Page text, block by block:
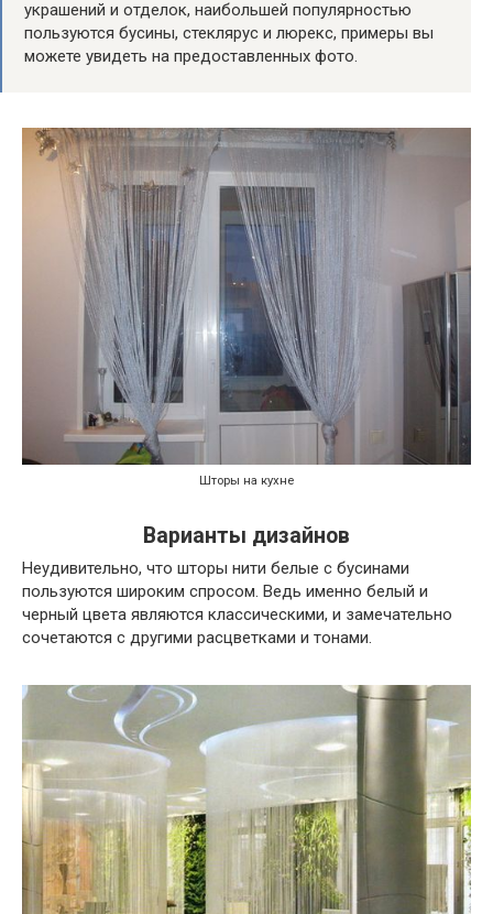
украшений и отделок, наибольшей популярностью
пользуются бусины, стеклярус и люрекс, примеры вы
можете увидеть на предоставленных фото.
Шторы на кухне
Варианты дизайнов
Неудивительно, что шторы нити белые с бусинами
пользуются широким спросом. Ведь именно белый и
черный цвета являются классическими, и замечательно
сочетаются с другими расцветками и тонами.